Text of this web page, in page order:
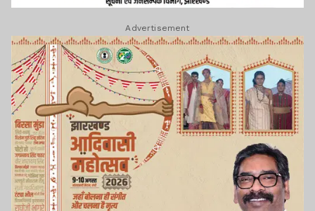
Advertisement